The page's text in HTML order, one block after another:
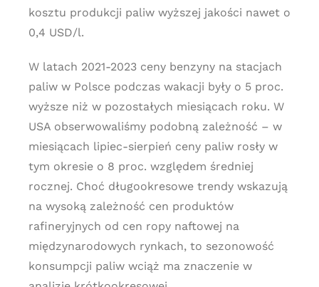
kosztu produkcji paliw wyższej jakości nawet o
0,4 USD/l.
W latach 2021-2023 ceny benzyny na stacjach
paliw w Polsce podczas wakacji były o 5 proc.
wyższe niż w pozostałych miesiącach roku. W
USA obserwowaliśmy podobną zależność – w
miesiącach lipiec-sierpień ceny paliw rosły w
tym okresie o 8 proc. względem średniej
rocznej. Choć długookresowe trendy wskazują
na wysoką zależność cen produktów
rafineryjnych od cen ropy naftowej na
międzynarodowych rynkach, to sezonowość
konsumpcji paliw wciąż ma znaczenie w